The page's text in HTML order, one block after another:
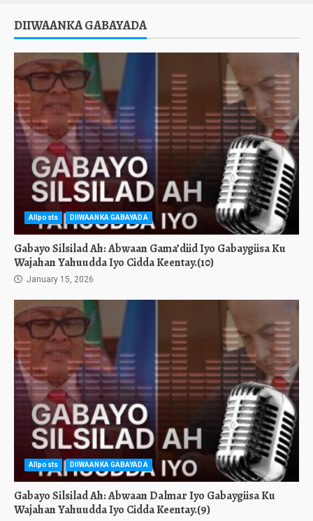
DIIWAANKA GABAYADA
Allposts DIIWAANKA GABAYADA
Gabayo Silsilad Ah: Abwaan Gama’diid Iyo Gabaygiisa Ku
Wajahan Yahuudda Iyo Cidda Keentay.(10)
January 15, 2026
Allposts DIIWAANKA GABAYADA
Gabayo Silsilad Ah: Abwaan Dalmar Iyo Gabaygiisa Ku
Wajahan Yahuudda Iyo Cidda Keentay.(9)